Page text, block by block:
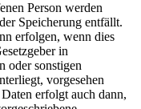
Person werden
Speicherung entfällt.
erfolgen, wenn dies
in
oder sonstigen
vorgesehen
erfolgt auch dann,